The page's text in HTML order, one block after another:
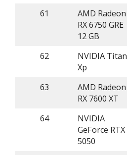
61
AMD Radeon
RX 6750 GRE
12 GB
62
NVIDIA Titan
Xp
63
AMD Radeon
RX 7600 XT
64
NVIDIA
GeForce RTX
5050